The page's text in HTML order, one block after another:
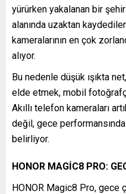
yürürken yakalanan bir
alanında uzaktan
kameralarının en çok
alıyor.
Bu nedenle düşük ışıkta
elde etmek, mobil
Akıllı telefon kameraları
değil, gece
belirliyor.
HONOR MAGİC8 PRO:
HONOR Magic8 Pro,